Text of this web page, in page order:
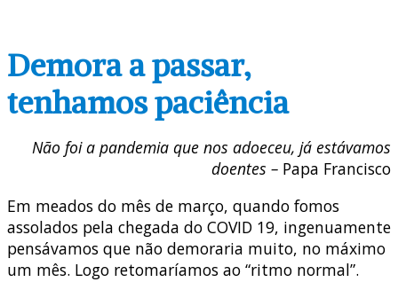
Demora a passar,
tenhamos paciência
Não foi a pandemia que nos adoeceu, já estávamos
doentes – Papa Francisco
Em meados do mês de março, quando fomos
assolados pela chegada do COVID 19, ingenuamente
pensávamos que não demoraria muito, no máximo
um mês. Logo retomaríamos ao “ritmo normal”.